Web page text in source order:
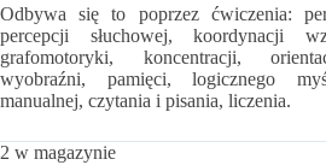
Odbywa się to poprzez ćwiczenia:
percepcji słuchowej, koordynacji
grafomotoryki, koncentracji,
wyobraźni, pamięci, logicznego
manualnej, czytania i pisania, liczenia.
2 w magazynie